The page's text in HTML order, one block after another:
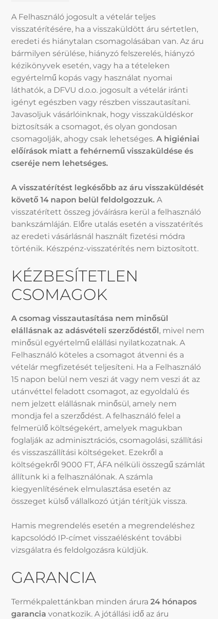
A Felhasználó jogosult a vételár teljes
visszatérítésére, ha a visszaküldött áru sértetlen,
eredeti és hiánytalan csomagolásában van. Az áru
bármilyen sérülése, hiányzó felszerelés, hiányzó
kézikönyvek esetén, vagy ha a tételeken
egyértelmű kopás vagy használat nyomai
láthatók, a DFVU d.o.o. jogosult a vételár iránti
igényt egészben vagy részben visszautasítani.
Javasoljuk vásárlóinknak, hogy visszaküldéskor
biztosítsák a csomagot, és olyan gondosan
csomagolják, ahogy csak lehetséges. A higiéniai
előírások miatt a fehérnemű visszaküldése és
cseréje nem lehetséges.
A visszatérítést legkésőbb az áru visszaküldését
követő 14 napon belül feldolgozzuk.A
visszatérített összeg jóváírásra kerül a felhasználó
bankszámláján. Előre utalás esetén a visszatérítés
az eredeti vásárlásnál használt fizetési módra
történik. Készpénz-visszatérítés nem biztosított.
KÉZBESÍTETLEN
CSOMAGOK
A csomag visszautasítása nem minősül
elállásnak az adásvételi szerződéstől , mivel nem
minősül egyértelmű elállási nyilatkozatnak. A
Felhasználó köteles a csomagot átvenni és a
vételár megfizetését teljesíteni. Ha a Felhasználó
15 napon belül nem veszi át vagy nem veszi át az
utánvéttel feladott csomagot, az egyoldalú és
nem jelzett elállásnak minősül, amely nem
mondja fel a szerződést. A felhasználó felel a
felmerülő költségekért, amelyek magukban
foglalják az adminisztrációs, csomagolási, szállítási
és visszaszállítási költségeket. Ezekről a
költségekről 9000 FT, ÁFA nélküli összegű számlát
állítunk ki a felhasználónak. A számla
kiegyenlítésének elmulasztása esetén az
összeget külső vállalkozó útján térítjük vissza.
Hamis megrendelés esetén a megrendeléshez
kapcsolódó IP-címet visszaélésként további
vizsgálatra és feldolgozásra küldjük.
GARANCIA
Termékpalettánkban minden árura 24 hónapos
garancia vonatkozik. A jótállási idő az áru